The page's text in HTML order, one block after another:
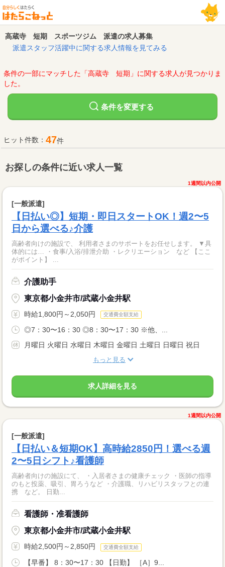
高蔵寺 短期 スポーツジム 派遣の求人募集
派遣スタッフ活躍中に関する求人情報を見てみる
条件の一部にマッチした「高蔵寺 短期」に関する求人が見つかりま
した。
条件を変更する
ヒット件数： 47件
お探しの条件に近い求人一覧
1週間以内公開
[一般派遣]
【日払い◎】短期・即日スタートOK！週2〜5
日から選べる♪介護
高齢者向けの施設で、 利用者さまのサポートをお任せします。 ▼具
体的には… ・食事/入浴/排泄介助 ・レクリエーション など 【ここ
がポイント】 ...
介護助手
東京都小金井市/武蔵小金井駅
時給1,800円～2,050円 交通費全額支給
◎7：30〜16：30 ◎8：30〜17：30 ※他、...
月曜日 火曜日 水曜日 木曜日 金曜日 土曜日 日曜日 祝日
もっと見る
求人詳細を見る
1週間以内公開
[一般派遣]
【日払い＆短期OK】高時給2850円！選べる週
2〜5日シフト♪看護師
高齢者向けの施設にて、 ・入居者さまの健康チェック ・医師の指導
のもと投薬、吸引、胃ろうなど ・介護職、リハビリスタッフとの連
携 など。 日勤...
看護師・准看護師
東京都小金井市/武蔵小金井駅
時給2,500円～2,850円 交通費全額支給
【早番】 8：30〜17：30 【日勤】 ［A］9...